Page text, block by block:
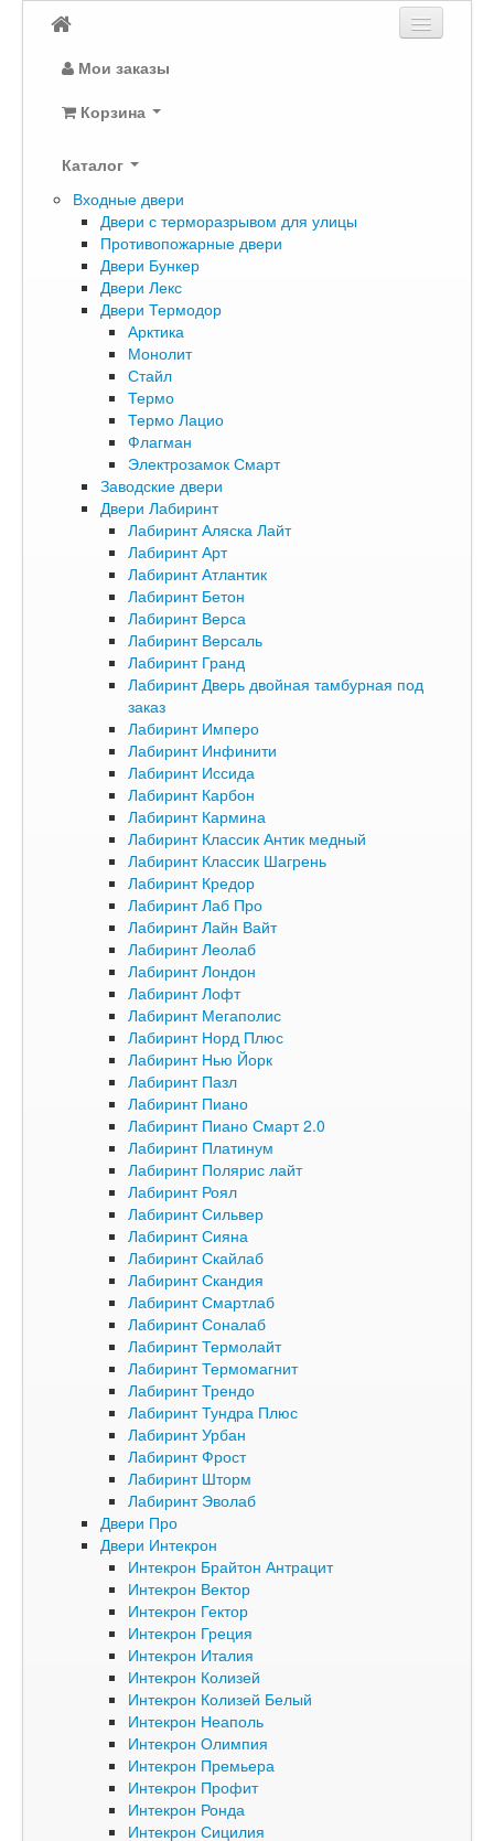
Мои заказы
Корзина
Каталог
Входные двери
Двери с терморазрывом для улицы
Противопожарные двери
Двери Бункер
Двери Лекс
Двери Термодор
Арктика
Монолит
Стайл
Термо
Термо Лацио
Флагман
Электрозамок Смарт
Заводские двери
Двери Лабиринт
Лабиринт Аляска Лайт
Лабиринт Арт
Лабиринт Атлантик
Лабиринт Бетон
Лабиринт Верса
Лабиринт Версаль
Лабиринт Гранд
Лабиринт Дверь двойная тамбурная под
заказ
Лабиринт Имперо
Лабиринт Инфинити
Лабиринт Иссида
Лабиринт Карбон
Лабиринт Кармина
Лабиринт Классик Антик медный
Лабиринт Классик Шагрень
Лабиринт Кредор
Лабиринт Лаб Про
Лабиринт Лайн Вайт
Лабиринт Леолаб
Лабиринт Лондон
Лабиринт Лофт
Лабиринт Мегаполис
Лабиринт Норд Плюс
Лабиринт Нью Йорк
Лабиринт Пазл
Лабиринт Пиано
Лабиринт Пиано Смарт 2.0
Лабиринт Платинум
Лабиринт Полярис лайт
Лабиринт Роял
Лабиринт Сильвер
Лабиринт Сияна
Лабиринт Скайлаб
Лабиринт Скандия
Лабиринт Смартлаб
Лабиринт Соналаб
Лабиринт Термолайт
Лабиринт Термомагнит
Лабиринт Трендо
Лабиринт Тундра Плюс
Лабиринт Урбан
Лабиринт Фрост
Лабиринт Шторм
Лабиринт Эволаб
Двери Про
Двери Интекрон
Интекрон Брайтон Антрацит
Интекрон Вектор
Интекрон Гектор
Интекрон Греция
Интекрон Италия
Интекрон Колизей
Интекрон Колизей Белый
Интекрон Неаполь
Интекрон Олимпия
Интекрон Премьера
Интекрон Профит
Интекрон Ронда
Интекрон Сицилия